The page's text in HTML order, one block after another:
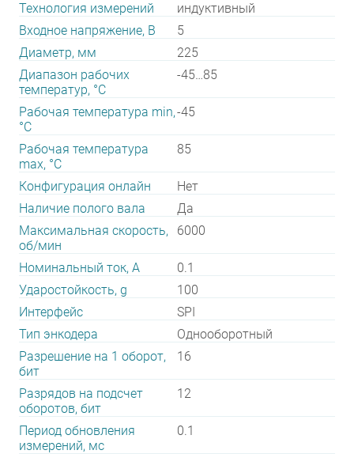
Технология измерений
индуктивный
Входное напряжение, В
5
Диаметр, мм
225
Диапазон рабочих
температур, °С
-45…85
Рабочая температура min,
°С
-45
Рабочая температура
max, °С
85
Конфигурация онлайн
Нет
Наличие полого вала
Да
Максимальная скорость,
об/мин
6000
Номинальный ток, А
0.1
Ударостойкость, g
100
Интерфейс
SPI
Тип энкодера
Однооборотный
Разрешение на 1 оборот,
бит
16
Разрядов на подсчет
оборотов, бит
12
Период обновления
измерений, мс
0.1